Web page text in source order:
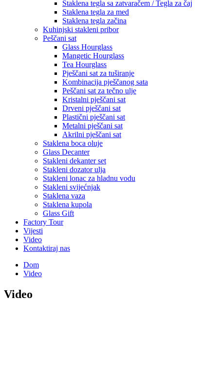
Staklena tegla sa zatvaračem / Tegla za čaj
Staklena tegla za med
Staklena tegla začina
Kuhinjski stakleni pribor
Peščani sat
Glass Hourglass
Mangetic Hourglass
Tea Hourglass
Pješčani sat za tuširanje
Kombinacija pješčanog sata
Peščani sat za tečno ulje
Kristalni pješčani sat
Drveni pješčani sat
Plastični pješčani sat
Metalni pješčani sat
Akrilni pješčani sat
Staklena boca oluje
Glass Decanter
Stakleni dekanter set
Stakleni dozator ulja
Stakleni lonac za hladnu vodu
Stakleni svijećnjak
Staklena vaza
Staklena kupola
Glass Gift
Factory Tour
Vijesti
Video
Kontaktiraj nas
Dom
Video
Video